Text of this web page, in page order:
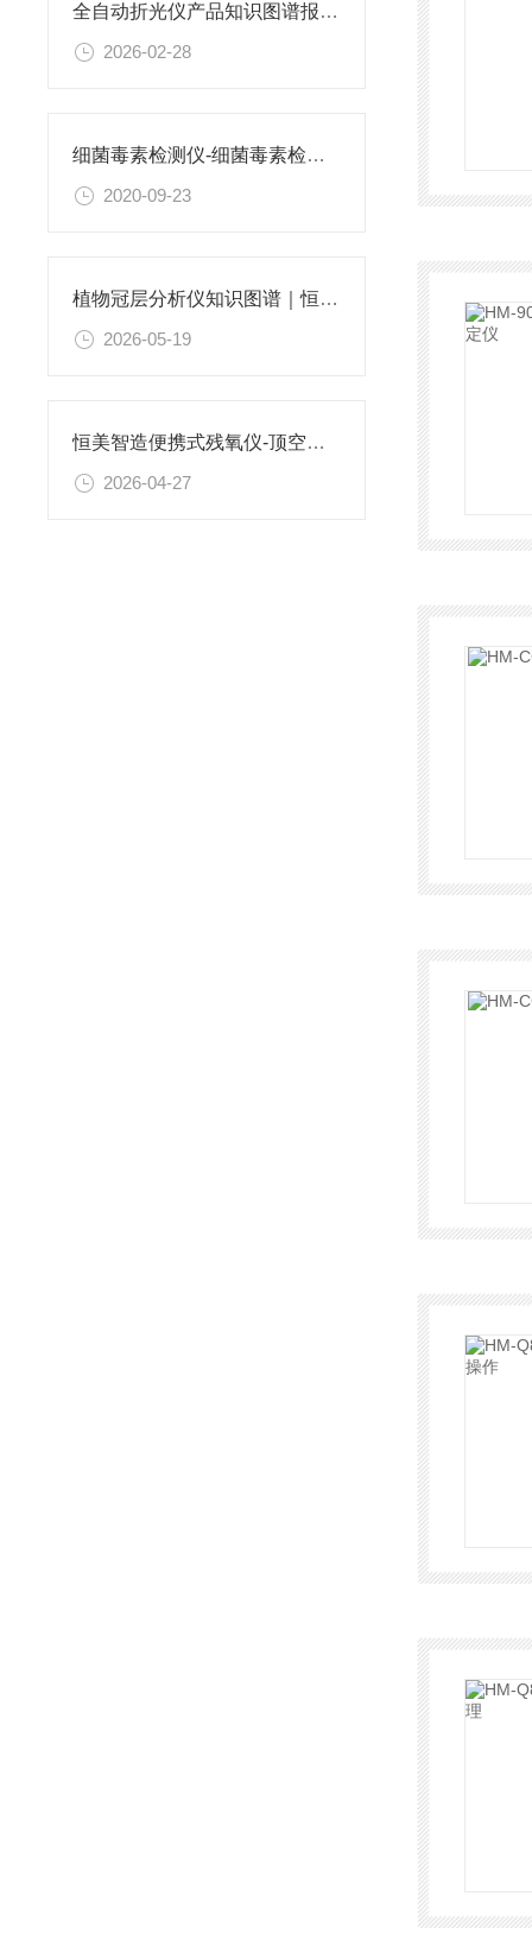
全自动折光仪产品知识图谱报告书 恒美智造详解
2026-02-28
细菌毒素检测仪-细菌毒素检测仪-细菌毒素检测仪
2020-09-23
植物冠层分析仪知识图谱｜恒美智造叶面积指数测量仪技术原理与参数讲解
2026-05-19
恒美智造便携式残氧仪-顶空气体分析仪-手持式顶空残氧包装检测仪选型指南
2026-04-27